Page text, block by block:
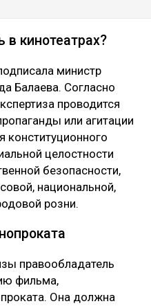
в кинотеатрах?
министр
Балаева. Согласно
проводится
или агитации
конституционного
целостности
безопасности,
национальной,
розни.
правообладатель
фильма,
Она должна